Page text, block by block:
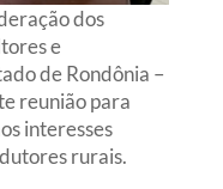
dos
e
de Rondônia –
reunião para
interesses
rurais.